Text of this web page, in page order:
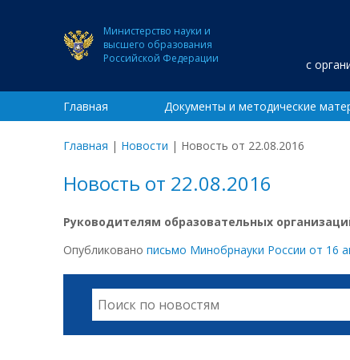
Министерство науки и
высшего образования
Российской Федерации
с
Главная Документы и методические
Главная | Новости | Новость от 22.08.2016
Новость от 22.08.2016
Руководителям образовательных
Опубликовано письмо Минобрнауки России от 16